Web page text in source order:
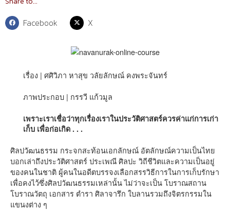
Facebook X
เรื่อง | ศศิวิภา หาสุข วลัยลักษณ์ คงพระจันทร์
ภาพประกอบ | กรรวี แก้วมูล
เพราะเราเชื่อว่าทุกเรื่องเราในประวัติศาสตร์ควรค่าแก่การเก่า
เก็บ เพื่อก่อเกิด . . .
ศิลปวัฒนธรรม กระจกสะท้อนเอกลักษณ์ อัตลักษณ์ความเป็นไทย
บอกเล่าถึงประวัติศาสตร์ ประเพณี ศิลปะ วิถีชีวิตและความเป็นอยู่
ของคนในชาติ ผู้คนในอดีตบรรจงเลือกสรรวิธีการในการเก็บรักษา
เพื่อคงไว้ซึ่งศิลปวัฒนธรรมเหล่านั้น ไม่ว่าจะเป็น โบราณสถาน
โบราณวัตถุ เอกสาร ตำรา ศิลาจารึก ใบลานรวมถึงจิตรกรรมใน
แขนงต่าง ๆ